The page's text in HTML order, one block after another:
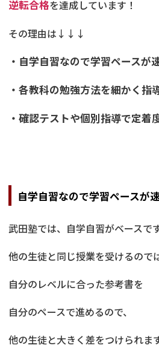
逆転合格を達成しています！
その理由は↓↓↓
・自学自習なので学習ペースが
・各教科の勉強方法を細かく指
・確認テストや個別指導で定着
自学自習なので学習ペースが
武田塾では、自学自習がベースです
他の生徒と同じ授業を受けるので
自分のレベルに合った参考書を
自分のペースで進めるので、
他の生徒と大きく差をつけられます